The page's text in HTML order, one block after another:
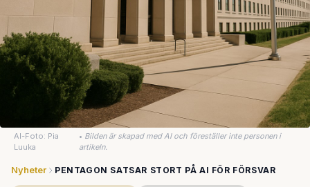
AI-Foto: Pia
Luuka
• Bilden är skapad med AI och föreställer inte personen i
artikeln.
Nyheter PENTAGON SATSAR STORT PÅ AI FÖR FÖRSVAR